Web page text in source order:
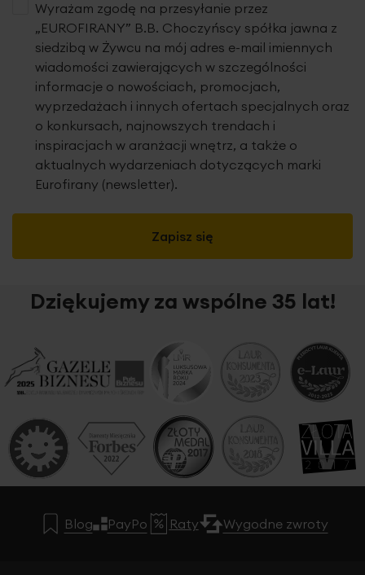
Zapisz się
Wyrażam zgodę na przesyłanie przez
„EUROFIRANY” B.B. Choczyńscy spółka jawna z
siedzibą w Żywcu na mój adres e-mail imiennych
wiadomości zawierających w szczególności
informacje o nowościach, promocjach,
wyprzedażach i innych ofertach specjalnych oraz
o konkursach, najnowszych trendach i
inspiracjach w aranżacji wnętrz, a także o
aktualnych wydarzeniach dotyczących marki
Eurofirany (newsletter).
Dziękujemy za wspólne 35 lat!
Blog PayPo Raty Wygodne zwroty